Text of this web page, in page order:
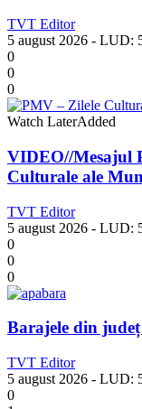
TVT Editor
5 august 2026 - LUD:
0
0
0
Watch LaterAdded
VIDEO//Mesajul
Culturale ale
TVT Editor
5 august 2026 - LUD:
0
0
0
Barajele din
TVT Editor
5 august 2026 - LUD:
0